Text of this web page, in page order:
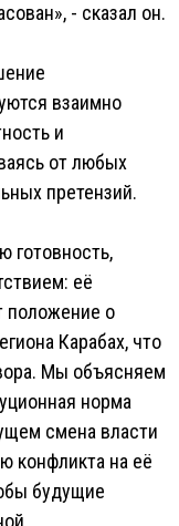
- сказал он.
взаимно
и
от любых
претензий.
готовность,
её
положение о
Карабах, что
Мы объясняем
норма
смена власти
конфликта на её
будущие